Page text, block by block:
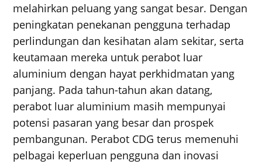
melahirkan peluang yang sangat besar. Dengan
peningkatan penekanan pengguna terhadap
perlindungan dan kesihatan alam sekitar, serta
keutamaan mereka untuk perabot luar
aluminium dengan hayat perkhidmatan yang
panjang. Pada tahun-tahun akan datang,
perabot luar aluminium masih mempunyai
potensi pasaran yang besar dan prospek
pembangunan. Perabot CDG terus memenuhi
pelbagai keperluan pengguna dan inovasi